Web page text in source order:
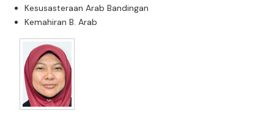
Kesusasteraan Arab Bandingan
Kemahiran B. Arab